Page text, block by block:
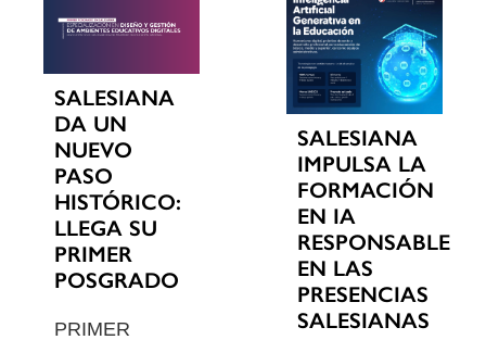
SALESIANA
DA UN
NUEVO
PASO
HISTÓRICO:
LLEGA SU
PRIMER
POSGRADO
PRIMER
SALESIANA
IMPULSA LA
FORMACIÓN
EN IA
RESPONSABLE
EN LAS
PRESENCIAS
SALESIANAS